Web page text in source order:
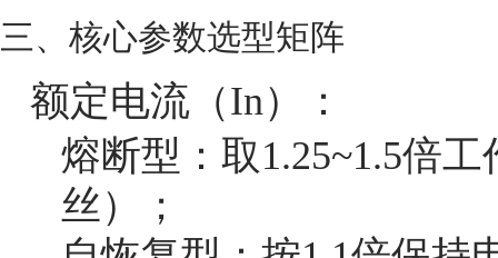
三、核心参数选型矩阵
额定电流（In）：
熔断型：取1.25~1.5倍
丝）；